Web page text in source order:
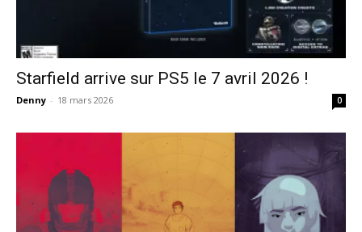
Starfield arrive sur PS5 le 7 avril 2026 !
Denny - 18 mars 2026 0